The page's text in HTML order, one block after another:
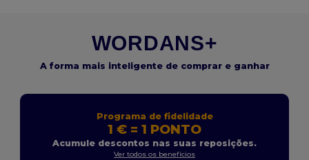
WORDANS+
A forma mais inteligente de comprar e ganhar
Programa de fidelidade
1 € = 1 PONTO
Acumule descontos nas suas reposições.
Ver todos os benefícios